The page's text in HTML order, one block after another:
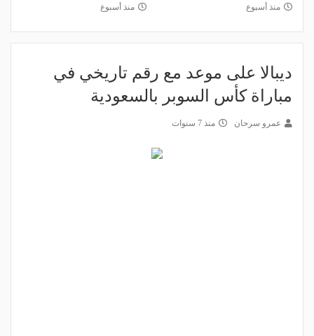
منذ أسبوع منذ أسبوع
ديبالا على موعد مع رقم تاريخي في
مباراة كأس السوبر بالسعودية
عمرو سرحان منذ 7 سنوات